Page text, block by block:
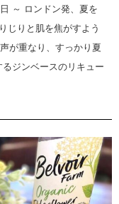
～ ロンドン発、夏を
じりと肌を焦がすよう
が重なり、すっかり夏
ジンベースのリキュー